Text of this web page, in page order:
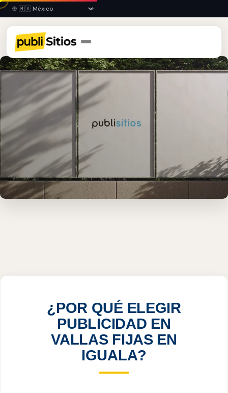
¿POR QUÉ ELEGIR
PUBLICIDAD EN
VALLAS FIJAS EN
IGUALA?